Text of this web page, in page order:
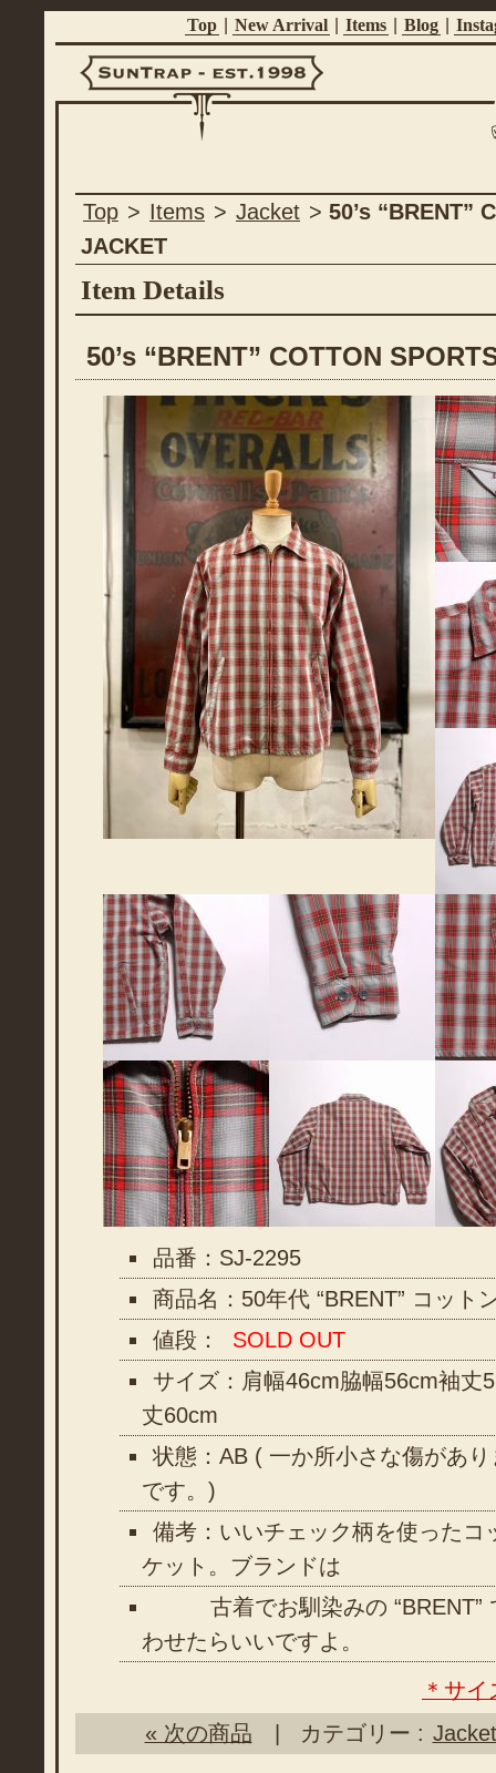
Top New Arrival Items Blog
Est.1998
Top > Items > Jacket > 50’s “BRENT”
JACKET
Item Details
50’s “BRENT” COTTON
品番：SJ-2295
商品名：50年代 “BRENT” コット
値段： SOLD OUT
サイズ：肩幅46cm脇幅56cm袖丈
丈60cm
状態：AB ( 一か所小さな傷があ
です。)
備考：いいチェック柄を使ったコ
ケット。ブランドは
古着でお馴染みの “BRENT”
わせたらいいですよ。
＊サ
« 次の商品
| カテゴリー : Jacket